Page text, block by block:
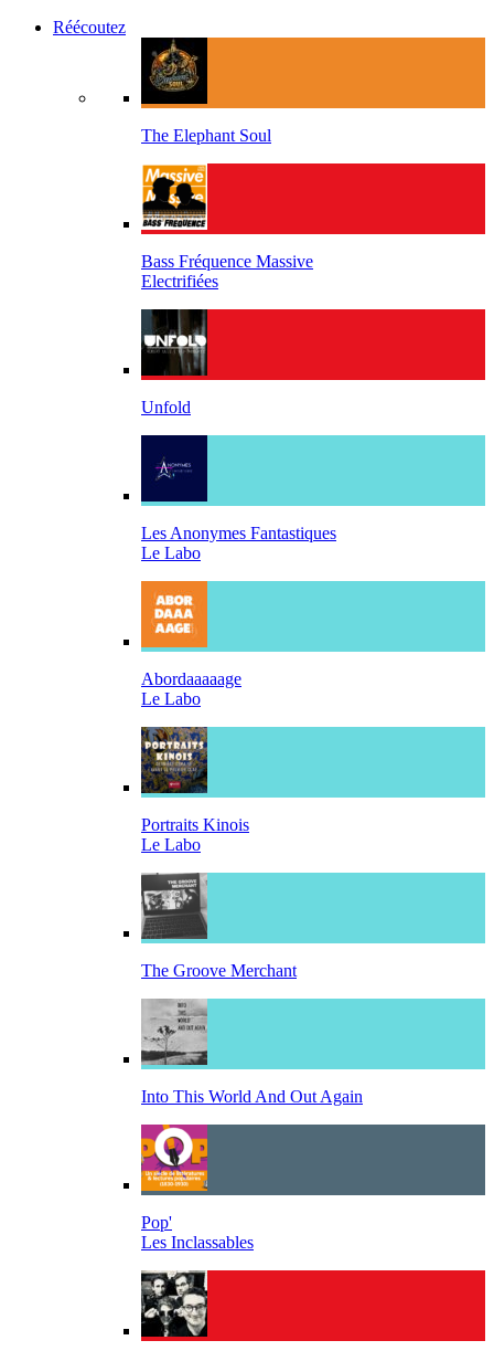
Réécoutez
The Elephant Soul
Bass Fréquence Massive
Electrifiées
Unfold
Les Anonymes Fantastiques
Le Labo
Abordaaaaage
Le Labo
Portraits Kinois
Le Labo
The Groove Merchant
Into This World And Out Again
Pop'
Les Inclassables